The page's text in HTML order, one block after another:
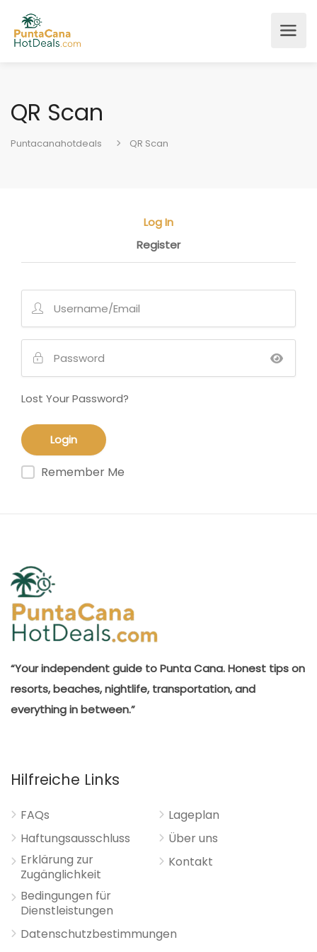
QR Scan
Puntacanahotdeals QR Scan
Log In
Register
Lost Your Password?
Remember Me
“Your independent guide to Punta Cana. Honest tips on
resorts, beaches, nightlife, transportation, and
everything in between.”
Hilfreiche Links
FAQs
Haftungsausschluss
Erklärung zur
Zugänglichkeit
Bedingungen für
Dienstleistungen
Datenschutzbestimmungen
Lageplan
Über uns
Kontakt